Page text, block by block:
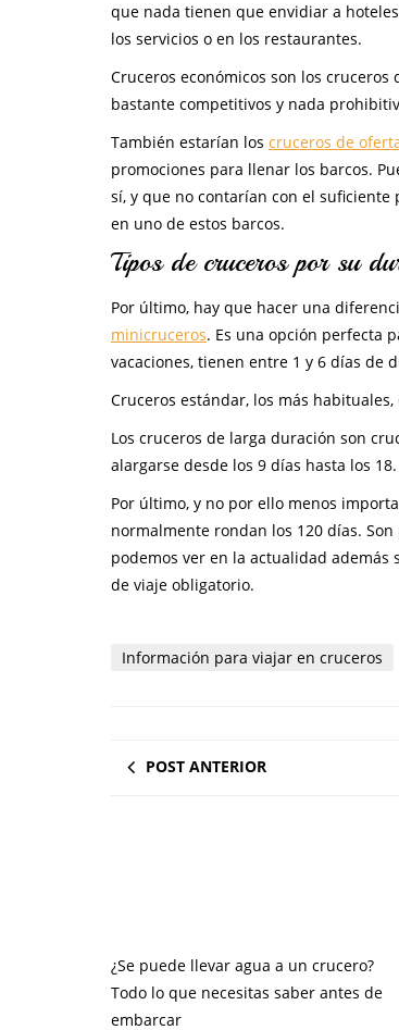
que nada tienen que envidiar a
los servicios o en los restaurantes.
Cruceros económicos son los
bastante competitivos y nada
También estarían los cruceros de
promociones para llenar los barcos.
sí, y que no contarían con el
en uno de estos barcos.
Tipos de cruceros por su
Por último, hay que hacer una
minicruceros. Es una opción perfecta
vacaciones, tienen entre 1 y 6 días de
Cruceros estándar, los más
Los cruceros de larga duración son
alargarse desde los 9 días hasta los 18.
Por último, y no por ello menos
normalmente rondan los 120 días.
podemos ver en la actualidad
de viaje obligatorio.
Información para viajar en cruceros
POST ANTERIOR
¿Se puede llevar agua a un crucero?
Todo lo que necesitas saber antes de
embarcar